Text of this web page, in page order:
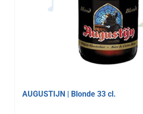
AUGUSTIJN | Blonde 33 cl.